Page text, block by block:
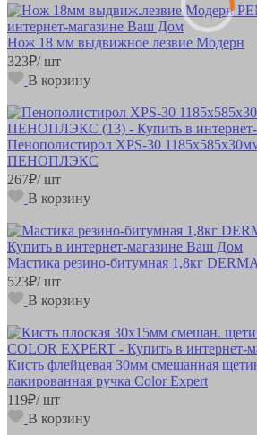
Нож 18 мм выдвижное лезвие Модерн
323₽/ шт
В корзину
Пенополистирол XPS-30
ПЕНОПЛЭКС
267₽/ шт
В корзину
Мастика резино-битумная 1,8кг
523₽/ шт
В корзину
Кисть флейцевая 30мм смешанная
лакированная ручка Color Expert
119₽/ шт
В корзину